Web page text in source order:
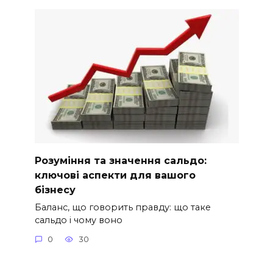
Розуміння та значення сальдо:
ключові аспекти для вашого
бізнесу
Баланс, що говорить правду: що таке
сальдо і чому воно
0 30